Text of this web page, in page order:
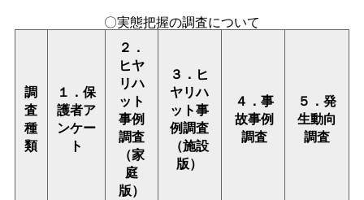
〇実態把握の調査について
調
査
種
類
１．保
護者ア
ンケー
ト
２．
ヒヤ
リハ
ット
事例
調査
（家
庭
版）
３．ヒ
ヤリハ
ット事
例調査
（施設
版）
４．事
故事例
調査
５．発
生動向
調査